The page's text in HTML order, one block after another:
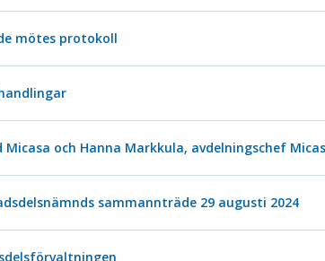
mötes protokoll
och Hanna Markkula, avdelningschef
sammannträde 29 augusti 2024